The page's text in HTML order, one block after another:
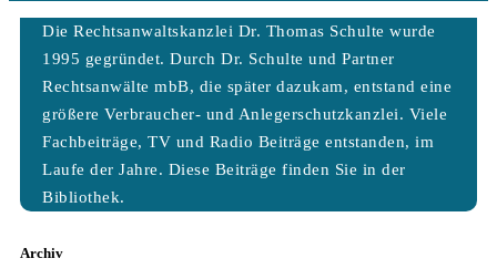
Die Rechtsanwaltskanzlei Dr. Thomas Schulte wurde
1995 gegründet. Durch Dr. Schulte und Partner
Rechtsanwälte mbB, die später dazukam, entstand eine
größere Verbraucher- und Anlegerschutzkanzlei. Viele
Fachbeiträge, TV und Radio Beiträge entstanden, im
Laufe der Jahre. Diese Beiträge finden Sie in der
Bibliothek.
Archiv